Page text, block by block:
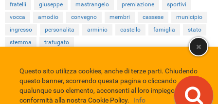
fratelli
giuseppe mastrangelo premiazione
sportivi
vocca
amodio convegno membri cassese
municipio
ingresso
personalita arminio castello famiglia
stato
stemma
trafugato
Comune di Eboli Servizio Bibliotecario Nazionale
Privacy policy
Credits
EBAD
Questo sito utilizza cookies, anche di terze parti. Chiudendo
questo banner, scorrendo questa pagina o cliccando
qualunque suo elemento, acconsenti al loro impiego in
conformità alla nostra Cookie Policy.
Info